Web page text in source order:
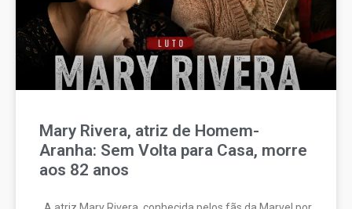
Mary Rivera, atriz de Homem-
Aranha: Sem Volta para Casa, morre
aos 82 anos